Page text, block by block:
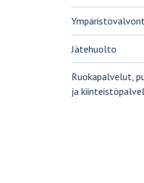
Jätehuolto
Ruokapalvelut,
ja